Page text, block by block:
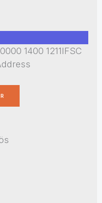
1400 1211IFSC